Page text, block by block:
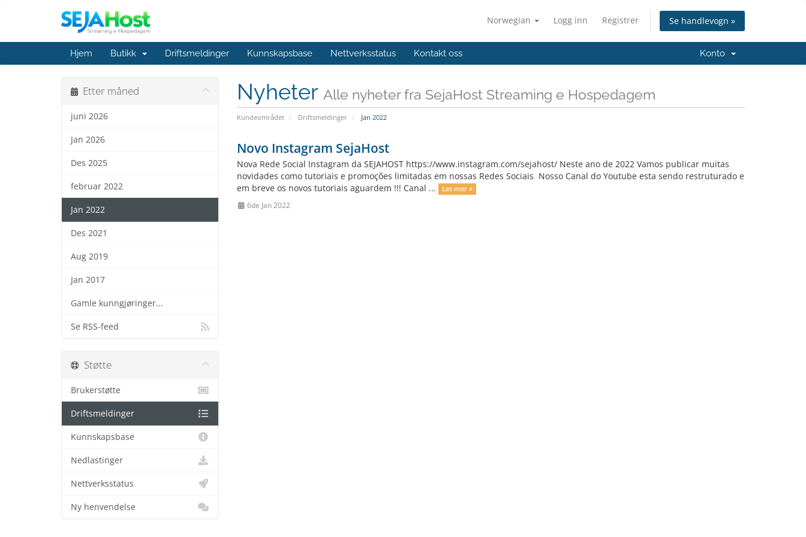
Norwegian Logg inn Registrer Se handlevogn »
Hjem Butikk Driftsmeldinger Kunnskapsbase Nettverksstatus Kontakt oss Konto
Nyheter Alle nyheter fra SejaHost Streaming e Hospedagem
Kundeområdet Driftsmeldinger Jan 2022
Etter måned
juni 2026
Jan 2026
Des 2025
februar 2022
Jan 2022
Des 2021
Aug 2019
Jan 2017
Gamle kunngjøringer...
Se RSS-feed
Novo Instagram SejaHost
Nova Rede Social Instagram da SEJAHOST https://www.instagram.com/sejahost/ Neste ano de 2022 Vamos publicar muitas
novidades como tutoriais e promoções limitadas em nossas Redes Sociais Nosso Canal do Youtube esta sendo restruturado e
em breve os novos tutoriais aguardem !!! Canal ...
Les mer »
6de Jan 2022
Støtte
Brukerstøtte
Driftsmeldinger
Kunnskapsbase
Nedlastinger
Nettverksstatus
Ny henvendelse